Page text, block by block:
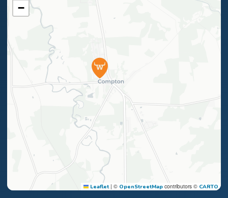
−
Leaflet | © OpenStreetMap contributors © CARTO